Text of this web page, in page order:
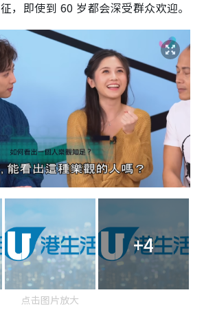
，即使到 60 岁都会深受群众欢迎。
+4
点击图片放大